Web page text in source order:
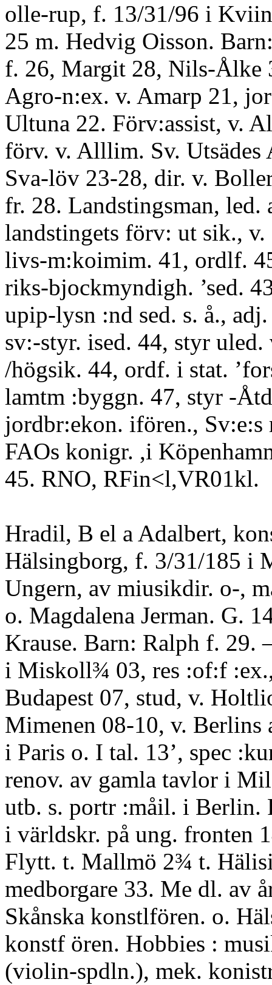
olle-rup, f. 13/31/96 i
25 m. Hedvig Oisson.
f. 26, Margit 28, Nils-
Agro-n:ex. v. Amarp 21,
Ultuna 22. Förv:assist, v.
förv. v. Alllim. Sv. Utsädes
Sva-löv 23-28, dir. v.
fr. 28. Landstingsman, led.
landstingets förv: ut sik.,
livs-m:koimim. 41, ordlf.
riks-bjockmyndigh. ’sed.
upip-lysn :nd sed. s. å.,
sv:-styr. ised. 44, styr uled.
/högsik. 44, ordf. i stat.
lamtm :byggn. 47, styr -
jordbr:ekon. ifören., Sv:e:s
FAOs konigr. ,i
45. RNO, RFin<l,VR01kl.
Hradil, B el a Adalbert,
Hälsingborg, f. 3/31/185 i
Ungern, av miusikdir. o-,
o. Magdalena Jerman. G.
Krause. Barn: Ralph f. 29.
i Miskoll¾ 03, res :of:f
Budapest 07, stud, v.
Mimenen 08-10, v. Berlins
i Paris o. I tal. 13’, spec
renov. av gamla tavlor i
utb. s. portr :måil. i Berlin.
i världskr. på ung. fronten
Flytt. t. Mallmö 2¾ t.
medborgare 33. Me dl. av
Skånska konstlfören. o.
konstf ören. Hobbies :
(violin-spdln.), mek.